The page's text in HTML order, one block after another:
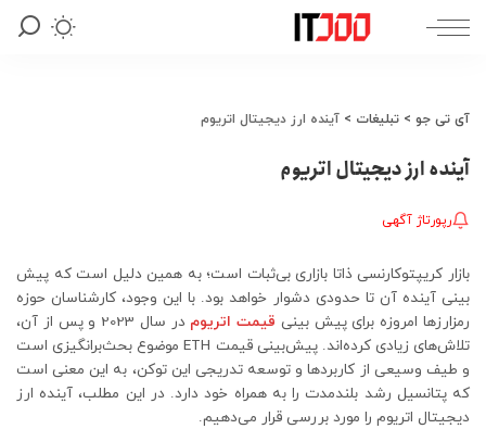
آی تی جو > تبلیغات > آینده ارز دیجیتال اتریوم
آینده ارز دیجیتال اتریوم
رپورتاژ آگهی
بازار کریپتوکارنسی ذاتا بازاری بی‌ثبات است؛ به همین دلیل است که پیش
بینی آینده آن تا حدودی دشوار خواهد بود. با این وجود، کارشناسان حوزه
رمزارزها امروزه برای پیش بینی قیمت اتریوم
در سال 2023 و پس از آن،
تلاش‌های زیادی کرده‌اند. پیش‌بینی قیمت ETH موضوع بحث‌برانگیزی است
و طیف وسیعی از کاربردها و توسعه تدریجی این توکن، به این معنی است
که پتانسیل رشد بلندمدت را به همراه خود دارد. در این مطلب، آینده ارز
دیجیتال اتریوم را مورد بررسی قرار می‌دهیم.